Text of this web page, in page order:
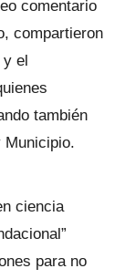
comentario
compartieron
y el
también
Municipio.
ciencia
para no